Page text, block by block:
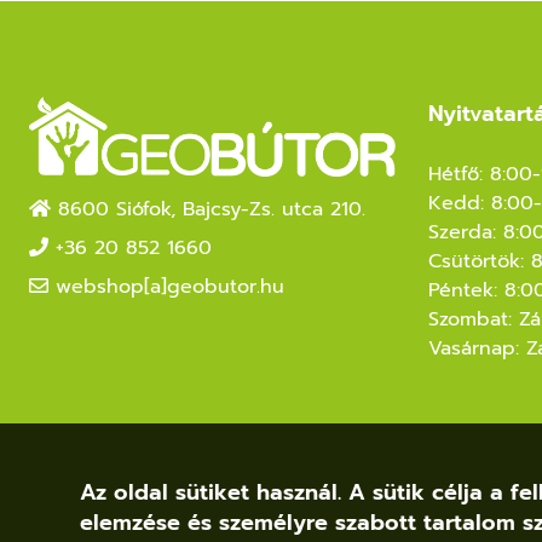
8600 Siófok, Bajcsy-Zs. utca 210.
+36 20 852 1660
webshop[a]geobutor.hu
Hétfő:
Kedd:
Szerda:
Csütörtök:
Péntek:
Szombat:
Vasárnap:
Az oldal sütiket használ. A sütik célja a
elemzése és személyre szabott tartalom